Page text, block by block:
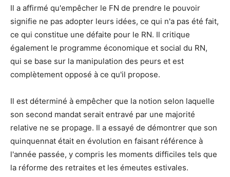
Il a affirmé qu'empêcher le FN de prendre le pouvoir
signifie ne pas adopter leurs idées, ce qui n'a pas été fait,
ce qui constitue une défaite pour le RN. Il critique
également le programme économique et social du RN,
qui se base sur la manipulation des peurs et est
complètement opposé à ce qu'il propose.
Il est déterminé à empêcher que la notion selon laquelle
son second mandat serait entravé par une majorité
relative ne se propage. Il a essayé de démontrer que son
quinquennat était en évolution en faisant référence à
l'année passée, y compris les moments difficiles tels que
la réforme des retraites et les émeutes estivales.